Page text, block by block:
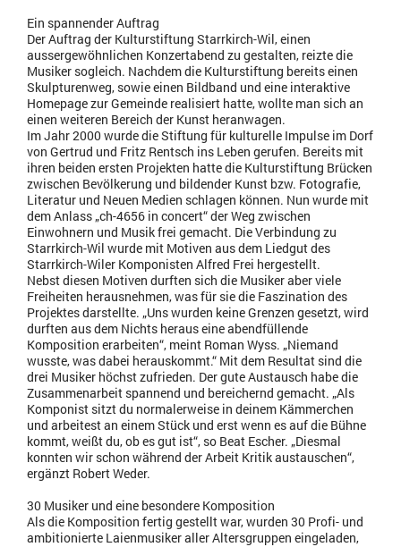
Ein spannender Auftrag
Der Auftrag der Kulturstiftung Starrkirch-Wil, einen
aussergewöhnlichen Konzertabend zu gestalten, reizte die
Musiker sogleich. Nachdem die Kulturstiftung bereits einen
Skulpturenweg, sowie einen Bildband und eine interaktive
Homepage zur Gemeinde realisiert hatte, wollte man sich an
einen weiteren Bereich der Kunst heranwagen.
Im Jahr 2000 wurde die Stiftung für kulturelle Impulse im Dorf
von Gertrud und Fritz Rentsch ins Leben gerufen. Bereits mit
ihren beiden ersten Projekten hatte die Kulturstiftung Brücken
zwischen Bevölkerung und bildender Kunst bzw. Fotografie,
Literatur und Neuen Medien schlagen können. Nun wurde mit
dem Anlass „ch-4656 in concert“ der Weg zwischen
Einwohnern und Musik frei gemacht. Die Verbindung zu
Starrkirch-Wil wurde mit Motiven aus dem Liedgut des
Starrkirch-Wiler Komponisten Alfred Frei hergestellt.
Nebst diesen Motiven durften sich die Musiker aber viele
Freiheiten herausnehmen, was für sie die Faszination des
Projektes darstellte. „Uns wurden keine Grenzen gesetzt, wird
durften aus dem Nichts heraus eine abendfüllende
Komposition erarbeiten“, meint Roman Wyss. „Niemand
wusste, was dabei herauskommt.“ Mit dem Resultat sind die
drei Musiker höchst zufrieden. Der gute Austausch habe die
Zusammenarbeit spannend und bereichernd gemacht. „Als
Komponist sitzt du normalerweise in deinem Kämmerchen
und arbeitest an einem Stück und erst wenn es auf die Bühne
kommt, weißt du, ob es gut ist“, so Beat Escher. „Diesmal
konnten wir schon während der Arbeit Kritik austauschen“,
ergänzt Robert Weder.
30 Musiker und eine besondere Komposition
Als die Komposition fertig gestellt war, wurden 30 Profi- und
ambitionierte Laienmusiker aller Altersgruppen eingeladen,